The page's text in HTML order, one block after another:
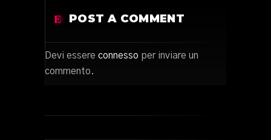
POST A COMMENT
Devi essere connesso per inviare un
commento.